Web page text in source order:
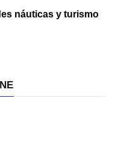
náuticas y turismo